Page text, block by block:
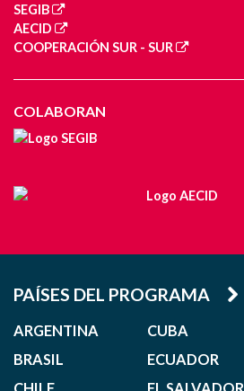
SEGIB
AECID
COOPERACIÓN SUR - SUR
COLABORAN
PAÍSES DEL PROGRAMA
ARGENTINA
BRASIL
CUBA
ECUADOR